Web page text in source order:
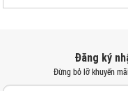
Đăng ký
Đừng bỏ lỡ khuyến